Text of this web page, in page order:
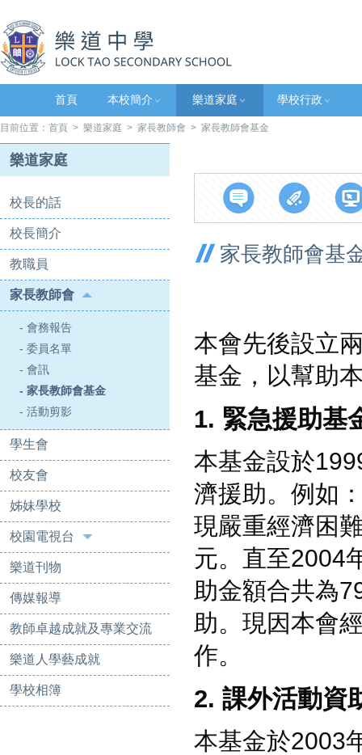
首頁 本校簡介 樂道家庭 學校行政
目前位置： 首頁 > 樂道家庭 > 家長教師會 > 家長教師會基金
樂道家庭
校長的話
校長簡介
教職員
家長教師會
- 會務報告
- 委員名單
- 會訊
- 家長教師會基金
- 活動剪影
學生會
校友會
姊妹學校
校園電視台
樂道刊物
傳媒報導
教師卓越成就及專業交流
樂道人學藝成就
學校相簿
家長教師會基
本會先後設立
基金，以幫助
1. 緊急援助基
本基金設於
濟援助。例如
現嚴重經濟困
元。直至2004
助金額合共為
助。現因本會
作。
2. 課外活動資
本基金於2003